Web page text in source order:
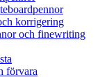
korrigering
och finewriting
förvara